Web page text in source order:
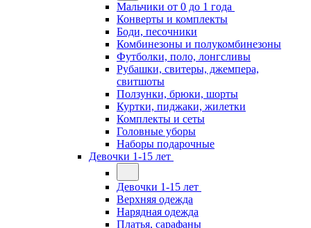
Мальчики от 0 до 1 года
Конверты и комплекты
Боди, песочники
Комбинезоны и полукомбинезоны
Футболки, поло, лонгсливы
Рубашки, свитеры, джемпера,
свитшоты
Ползунки, брюки, шорты
Куртки, пиджаки, жилетки
Комплекты и сеты
Головные уборы
Наборы подарочные
Девочки 1-15 лет
Девочки 1-15 лет
Верхняя одежда
Нарядная одежда
Платья, сарафаны